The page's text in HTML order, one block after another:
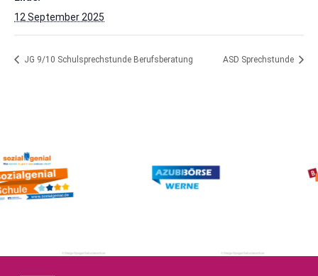
12 September 2025
JG 9/10 Schulsprechstunde Berufsberatung ASD Sprechstunde